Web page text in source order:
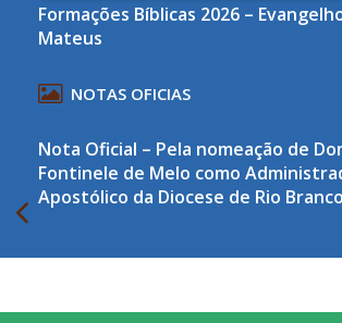
Formações Bíblicas 2026 –
Mateus
NOTAS OFICIAS
Nota Oficial – Pela nomeação de
Fontinele de Melo como
Apostólico da Diocese de Rio Branco